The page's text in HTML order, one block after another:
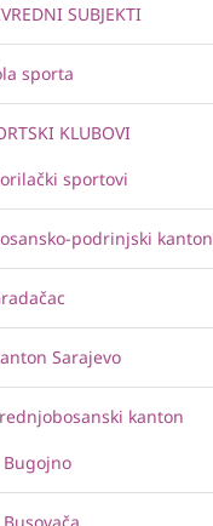
SUBJEKTI
sporta
KLUBOVI
sportovi
podrinjski kanton
Sarajevo
kanton
Bugojno